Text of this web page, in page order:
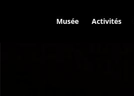
Musée Activités